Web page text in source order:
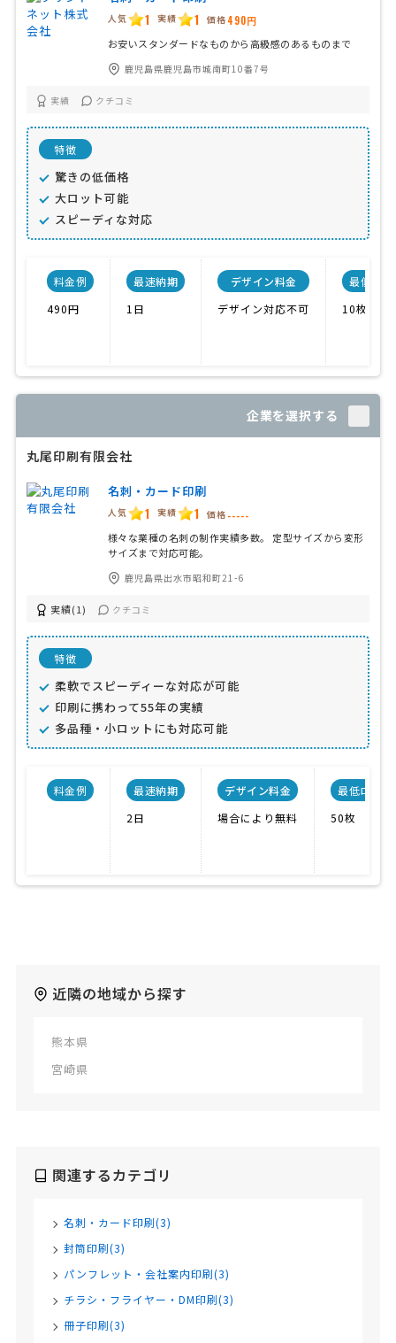
人気 1 実績 1 価格 490円
お安いスタンダードなものから高級感のあるものまで
鹿児島県鹿児島市城南町10番7号
実績 クチコミ
特徴
驚きの低価格
大ロット可能
スピーディな対応
料金例
490円
最速納期
1日
デザイン料金
デザイン対応不可
最低ロ
10枚
企業を選択する
丸尾印刷有限会社
名刺・カード印刷
人気 1 実績 1 価格 -----
様々な業種の名刺の制作実績多数。 定型サイズから変形
サイズまで対応可能。
鹿児島県出水市昭和町21-6
実績(1) クチコミ
特徴
柔軟でスピーディーな対応が可能
印刷に携わって55年の実績
多品種・小ロットにも対応可能
料金例
最速納期
2日
デザイン料金
場合により無料
最低ロット
50枚
近隣の地域から探す
熊本県
宮崎県
関連するカテゴリ
名刺・カード印刷(3)
封筒印刷(3)
パンフレット・会社案内印刷(3)
チラシ・フライヤー・DM印刷(3)
冊子印刷(3)